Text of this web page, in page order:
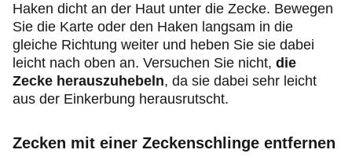
Haken dicht an der Haut unter die Zecke. Bewegen
Sie die Karte oder den Haken langsam in die
gleiche Richtung weiter und heben Sie sie dabei
leicht nach oben an. Versuchen Sie nicht, die
Zecke herauszuhebeln, da sie dabei sehr leicht
aus der Einkerbung herausrutscht.
Zecken mit einer Zeckenschlinge entfernen